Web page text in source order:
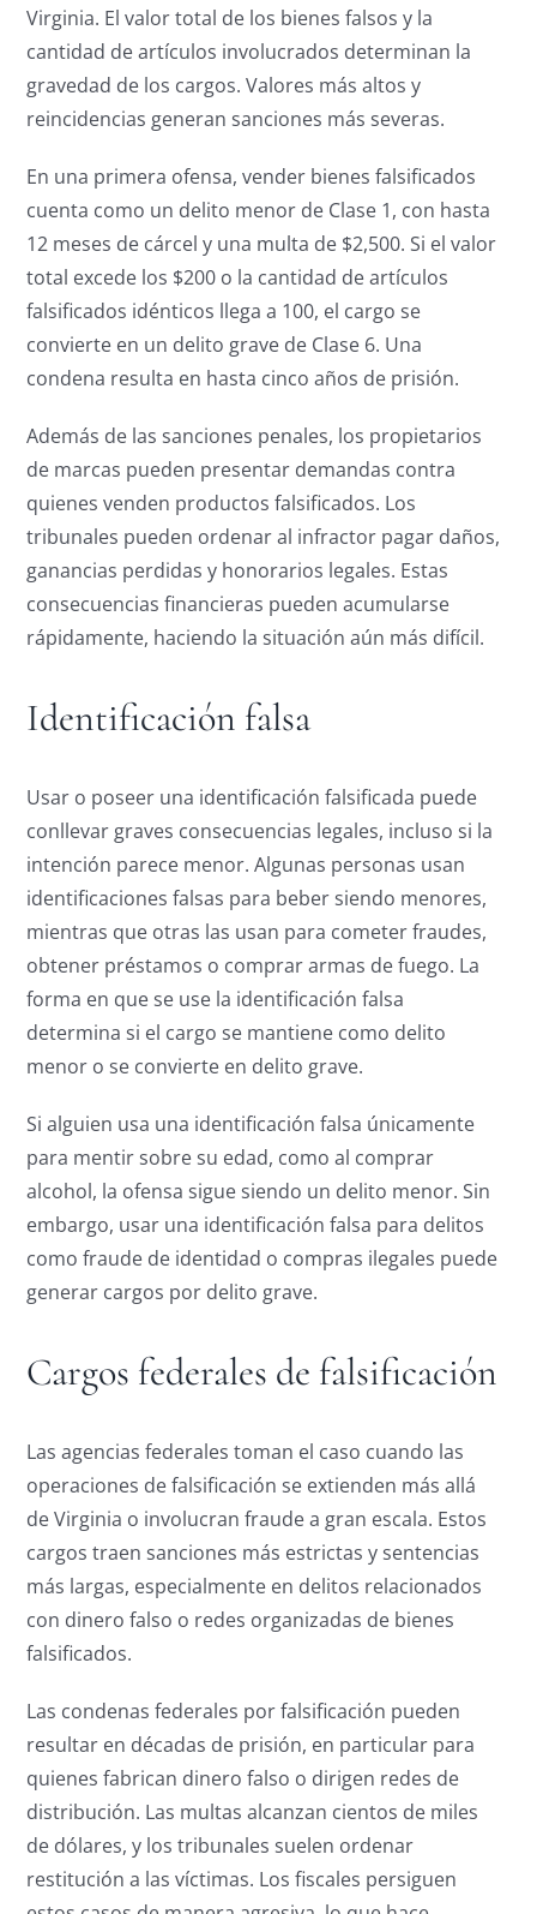
Virginia. El valor total de los bienes falsos y la
cantidad de artículos involucrados determinan la
gravedad de los cargos. Valores más altos y
reincidencias generan sanciones más severas.
En una primera ofensa, vender bienes falsificados
cuenta como un delito menor de Clase 1, con hasta
12 meses de cárcel y una multa de $2,500. Si el valor
total excede los $200 o la cantidad de artículos
falsificados idénticos llega a 100, el cargo se
convierte en un delito grave de Clase 6. Una
condena resulta en hasta cinco años de prisión.
Además de las sanciones penales, los propietarios
de marcas pueden presentar demandas contra
quienes venden productos falsificados. Los
tribunales pueden ordenar al infractor pagar daños,
ganancias perdidas y honorarios legales. Estas
consecuencias financieras pueden acumularse
rápidamente, haciendo la situación aún más difícil.
Identificación falsa
Usar o poseer una identificación falsificada puede
conllevar graves consecuencias legales, incluso si la
intención parece menor. Algunas personas usan
identificaciones falsas para beber siendo menores,
mientras que otras las usan para cometer fraudes,
obtener préstamos o comprar armas de fuego. La
forma en que se use la identificación falsa
determina si el cargo se mantiene como delito
menor o se convierte en delito grave.
Si alguien usa una identificación falsa únicamente
para mentir sobre su edad, como al comprar
alcohol, la ofensa sigue siendo un delito menor. Sin
embargo, usar una identificación falsa para delitos
como fraude de identidad o compras ilegales puede
generar cargos por delito grave.
Cargos federales de falsificación
Las agencias federales toman el caso cuando las
operaciones de falsificación se extienden más allá
de Virginia o involucran fraude a gran escala. Estos
cargos traen sanciones más estrictas y sentencias
más largas, especialmente en delitos relacionados
con dinero falso o redes organizadas de bienes
falsificados.
Las condenas federales por falsificación pueden
resultar en décadas de prisión, en particular para
quienes fabrican dinero falso o dirigen redes de
distribución. Las multas alcanzan cientos de miles
de dólares, y los tribunales suelen ordenar
restitución a las víctimas. Los fiscales persiguen